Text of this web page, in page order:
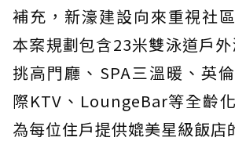
補充，新濠建設向來重視社
本案規劃包含23米雙泳道戶
挑高門廳、SPA三溫暖、英
際KTV、LoungeBar等全齡
為每位住戶提供媲美星級飯店